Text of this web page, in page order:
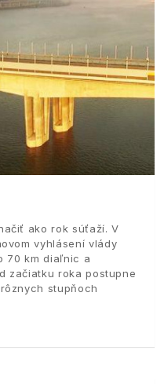
ako rok súťaží. V
vyhlásení vlády
70 km diaľnic a
začiatku roka postupne
stupňoch